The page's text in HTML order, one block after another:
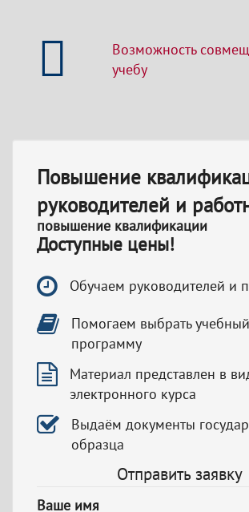
Возможность
учебу
Повышение
руководителей и
повышение квалификации
Доступные цены!
Обучаем руководителей и
Помогаем выбрать
программу
Материал представлен в
электронного курса
Выдаём документы
образца
Отправить заявку
Ваше имя